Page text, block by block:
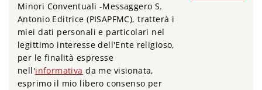
Minori Conventuali -Messaggero S.
Antonio Editrice (PISAPFMC), tratterà i
miei dati personali e particolari nel
legittimo interesse dell'Ente religioso,
per le finalità espresse
nell'informativa da me visionata,
esprimo il mio libero consenso per